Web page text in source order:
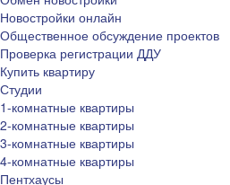
Новостройки онлайн
Общественное обсуждение проектов
Проверка регистрации ДДУ
Купить квартиру
Студии
1-комнатные квартиры
2-комнатные квартиры
3-комнатные квартиры
4-комнатные квартиры
Пентхаусы